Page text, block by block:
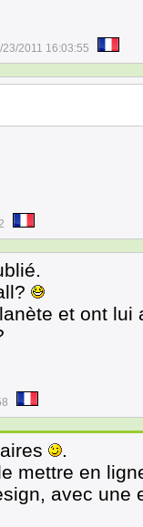
23/2011 16:03:55
et ont
.
mettre en
avec une